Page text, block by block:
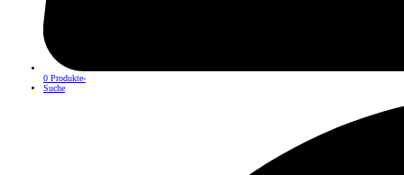
0 Produkte-
Suche